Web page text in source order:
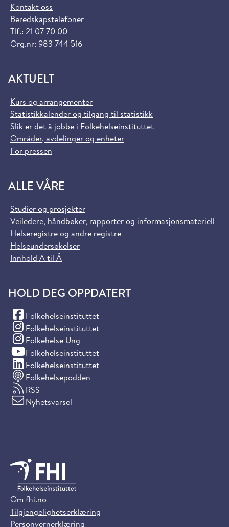
Kontakt oss
Beredskapstelefoner
Tlf.: 21 07 70 00
Org.nr: 983 744 516
AKTUELT
Kurs og arrangementer
Statistikkalender og tilgang til statistikk
Slik er det å jobbe i Folkehelseinstituttet
Områder, avdelinger og enheter
For pressen
ALLE VÅRE
Studier og prosjekter
Veiledere, håndbøker, rapporter og informasjonsmateriell
Helseregistre og andre registre
Helseundersøkelser
Innhold A til Å
HOLD DEG OPPDATERT
Folkehelseinstituttet
(Facebook)
Folkehelseinstituttet
(Instagram)
Folkehelse Ung
(Instagram)
Folkehelseinstituttet
(YouTube)
Folkehelseinstituttet
(LinkedIn)
Folkehelsepodden
RSS
Nyhetsvarsel
Om fhi.no
Tilgjengelighetserklæring
Personvernerklæring